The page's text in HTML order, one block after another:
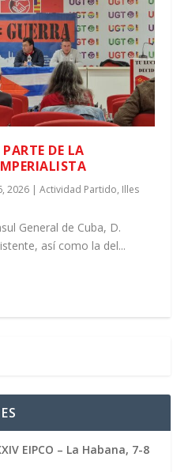
DE LA
2026 |Actividad Partido, Illes
General de Cuba, D.
así como la del...
EIPCO – La Habana, 7-8